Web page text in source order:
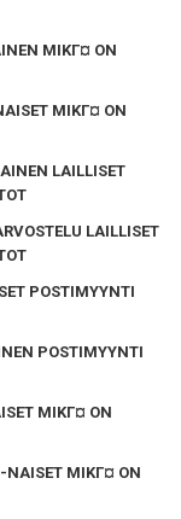
MIKГ¤ ON
MIKГ¤ ON
LAILLISET
LAILLISET
POSTIMYYNTI
POSTIMYYNTI
MIKГ¤ ON
NAISET MIKГ¤ ON